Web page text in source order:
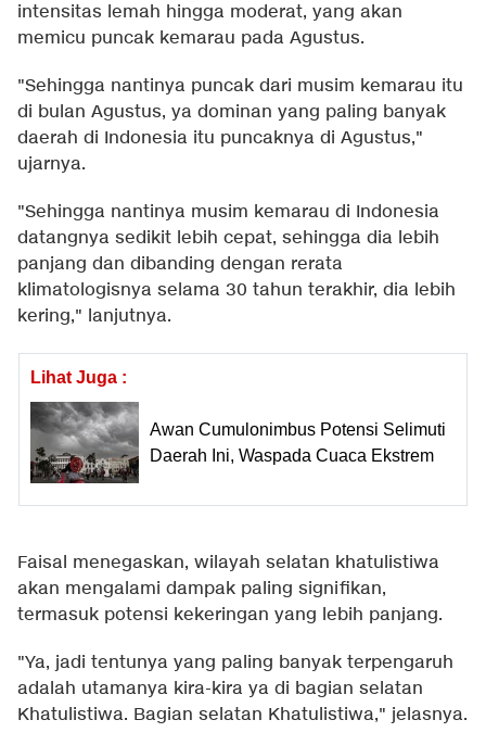
intensitas lemah hingga moderat, yang akan
memicu puncak kemarau pada Agustus.
"Sehingga nantinya puncak dari musim kemarau itu
di bulan Agustus, ya dominan yang paling banyak
daerah di Indonesia itu puncaknya di Agustus,"
ujarnya.
"Sehingga nantinya musim kemarau di Indonesia
datangnya sedikit lebih cepat, sehingga dia lebih
panjang dan dibanding dengan rerata
klimatologisnya selama 30 tahun terakhir, dia lebih
kering," lanjutnya.
Lihat Juga :
Awan Cumulonimbus Potensi Selimuti
Daerah Ini, Waspada Cuaca Ekstrem
Faisal menegaskan, wilayah selatan khatulistiwa
akan mengalami dampak paling signifikan,
termasuk potensi kekeringan yang lebih panjang.
"Ya, jadi tentunya yang paling banyak terpengaruh
adalah utamanya kira-kira ya di bagian selatan
Khatulistiwa. Bagian selatan Khatulistiwa," jelasnya.